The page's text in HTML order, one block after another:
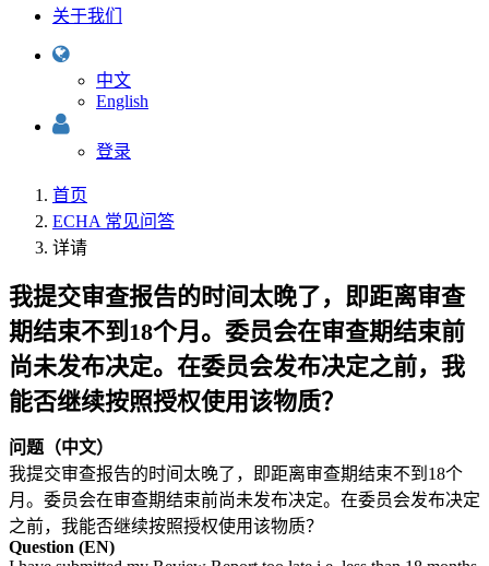
关于我们
中文
English
登录
首页
ECHA 常见问答
详请
我提交审查报告的时间太晚了，即距离审查
期结束不到18个月。委员会在审查期结束前
尚未发布决定。在委员会发布决定之前，我
能否继续按照授权使用该物质？
问题（中文）
我提交审查报告的时间太晚了，即距离审查期结束不到18个
月。委员会在审查期结束前尚未发布决定。在委员会发布决定
之前，我能否继续按照授权使用该物质？
Question (EN)